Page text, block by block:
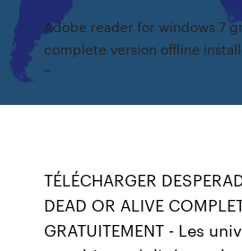
Adobe reader for windows 7
complete version offline
TÉLÉCHARGER
DEAD OR ALIVE
GRATUITEMENT - Les